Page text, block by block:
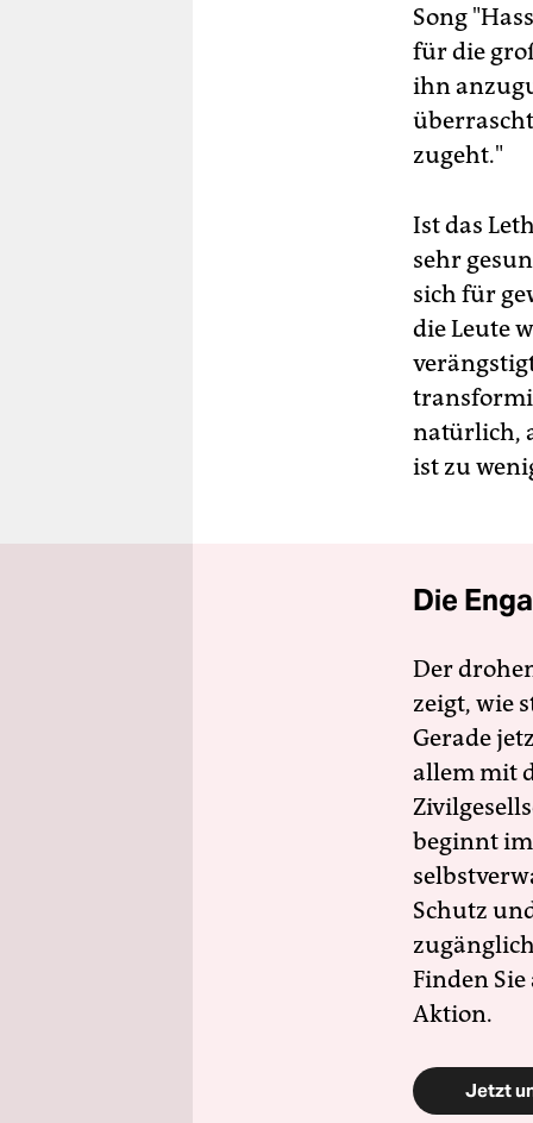
Song
für die
ihn
zugeht."
Ist das
sehr
sich für
die Leute
natürlich,
ist zu
Die
Der
zeigt, wie
Gerade
allem mit
beginnt
Schutz
Finden
Aktion.
Jetzt